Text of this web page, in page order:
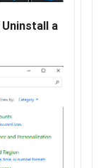
Uninstall a